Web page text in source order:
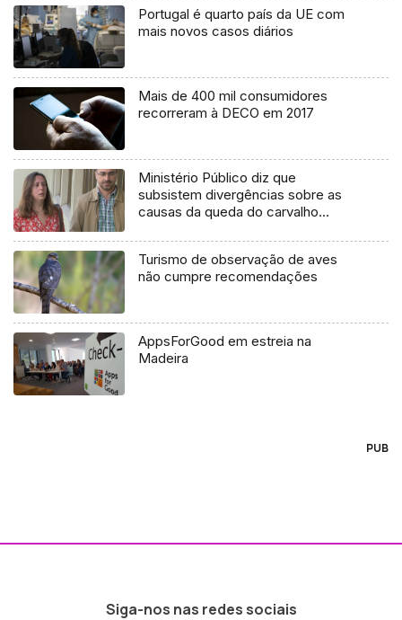
Portugal é quarto país da UE com
mais novos casos diários
Mais de 400 mil consumidores
recorreram à DECO em 2017
Ministério Público diz que
subsistem divergências sobre as
causas da queda do carvalho
Turismo de observação de aves
não cumpre recomendações
AppsForGood em estreia na
Madeira
PUB
Siga-nos nas redes sociais